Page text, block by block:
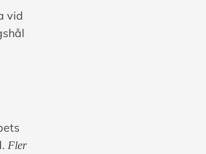
vid
Fler